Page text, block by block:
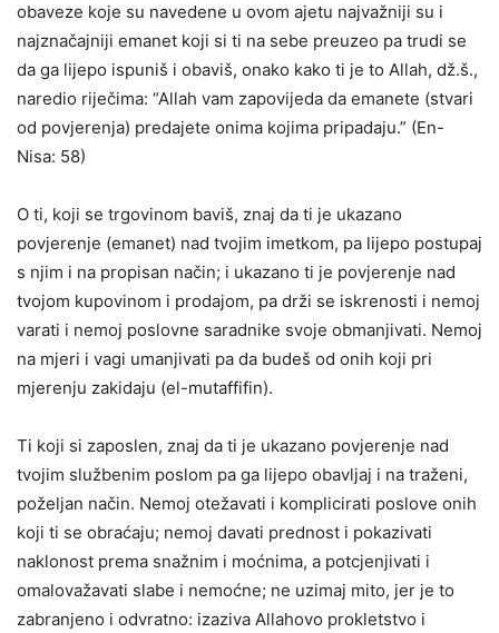
obaveze koje su navedene u ovom ajetu najvažniji su i
najznačajniji emanet koji si ti na sebe preuzeo pa trudi se
da ga lijepo ispuniš i obaviš, onako kako ti je to Allah, dž.š.,
naredio riječima: “Allah vam zapovijeda da emanete (stvari
od povjerenja) predajete onima kojima pripadaju.” (En-
Nisa: 58)
O ti, koji se trgovinom baviš, znaj da ti je ukazano
povjerenje (emanet) nad tvojim imetkom, pa lijepo postupaj
s njim i na propisan način; i ukazano ti je povjerenje nad
tvojom kupovinom i prodajom, pa drži se iskrenosti i nemoj
varati i nemoj poslovne saradnike svoje obmanjivati. Nemoj
na mjeri i vagi umanjivati pa da budeš od onih koji pri
mjerenju zakidaju (el-mutaffifin).
Ti koji si zaposlen, znaj da ti je ukazano povjerenje nad
tvojim službenim poslom pa ga lijepo obavljaj i na traženi,
poželjan način. Nemoj otežavati i komplicirati poslove onih
koji ti se obraćaju; nemoj davati prednost i pokazivati
naklonost prema snažnim i moćnima, a potcjenjivati i
omalovažavati slabe i nemoćne; ne uzimaj mito, jer je to
zabranjeno i odvratno: izaziva Allahovo prokletstvo i